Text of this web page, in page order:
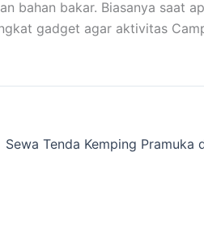
bahan bakar. Biasanya saat
gadget agar aktivitas